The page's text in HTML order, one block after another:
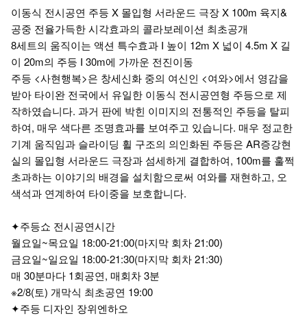
이동식 전시공연 주등 X 몰입형 서라운드 극장 X 100m 육지&
공중 전율가득한 시각효과의 콜라보레이션 최초공개
8세트의 움직이는 액션 특수효과 I 높이 12m X 넓이 4.5m X 길
이 20m의 주등 I 30m에 가까운 전진이동
주등 <사현행복>은 창세신화 중의 여신인 <여와>에서 영감을
받아 타이완 전국에서 유일한 이동식 전시공연형 주등으로 제
작하였습니다. 과거 판에 박힌 이미지의 전통적인 주등을 탈피
하여, 매우 색다른 조명효과를 보여주고 있습니다. 매우 정교한
기계 움직임과 슬라이딩 휠 구조의 의인화된 주등은 AR증강현
실의 몰입형 서라운드 극장과 섬세하게 결합하여, 100m를 훌쩍
초과하는 이야기의 배경을 설치함으로써 여와를 재현하고, 오
색석과 연계하여 타이중을 보호합니다.
✦주등쇼 전시공연시간
월요일~목요일 18:00-21:00(마지막 회차 21:00)
금요일~일요일 18:00-21:30(마지막 회차 21:30)
매 30분마다 1회공연, 매회차 3분
※2/8(토) 개막식 최초공연 19:00
✦주등 디자인 장위엔하오